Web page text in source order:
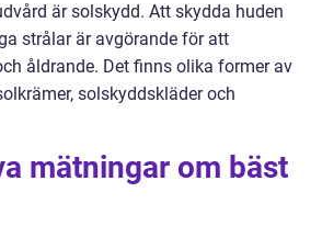
är solskydd. Att skydda huden
strålar är avgörande för att
åldrande. Det finns olika former av
solskyddskläder och
mätningar om bäst